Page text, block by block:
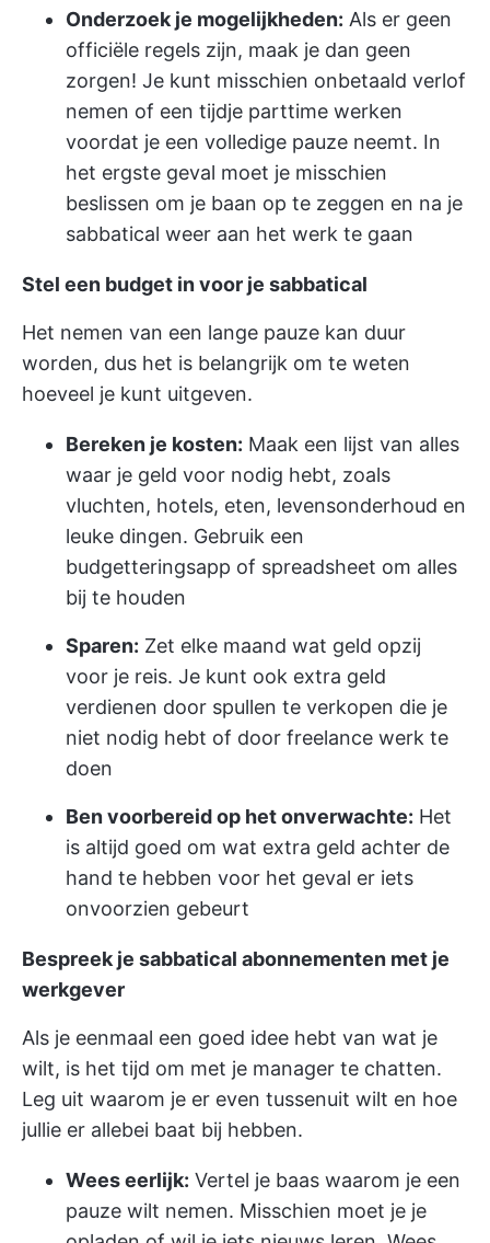
Onderzoek je mogelijkheden: Als er geen
officiële regels zijn, maak je dan geen
zorgen! Je kunt misschien onbetaald verlof
nemen of een tijdje parttime werken
voordat je een volledige pauze neemt. In
het ergste geval moet je misschien
beslissen om je baan op te zeggen en na je
sabbatical weer aan het werk te gaan
Stel een budget in voor je sabbatical
Het nemen van een lange pauze kan duur
worden, dus het is belangrijk om te weten
hoeveel je kunt uitgeven.
Bereken je kosten: Maak een lijst van alles
waar je geld voor nodig hebt, zoals
vluchten, hotels, eten, levensonderhoud en
leuke dingen. Gebruik een
budgetteringsapp of spreadsheet om alles
bij te houden
Sparen: Zet elke maand wat geld opzij
voor je reis. Je kunt ook extra geld
verdienen door spullen te verkopen die je
niet nodig hebt of door freelance werk te
doen
Ben voorbereid op het onverwachte: Het
is altijd goed om wat extra geld achter de
hand te hebben voor het geval er iets
onvoorzien gebeurt
Bespreek je sabbatical abonnementen met je
werkgever
Als je eenmaal een goed idee hebt van wat je
wilt, is het tijd om met je manager te chatten.
Leg uit waarom je er even tussenuit wilt en hoe
jullie er allebei baat bij hebben.
Wees eerlijk: Vertel je baas waarom je een
pauze wilt nemen. Misschien moet je je